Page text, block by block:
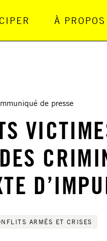
À PROPOS
de presse
ARMÉS ET CRISES